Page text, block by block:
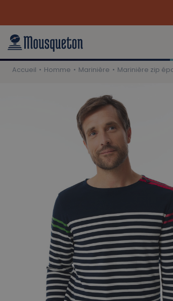
Accueil Homme Marinière Marinière zip